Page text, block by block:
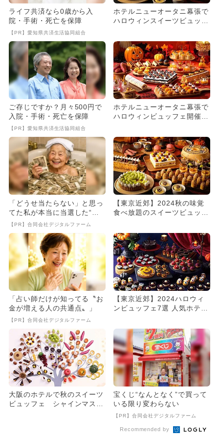
ライフ共済なら0歳から入
院・手術・死亡を保障
【PR】愛知県共済生活協同組合
ホテルニューオータニ幕張で
ハロウィンスイーツビュッフ
ご存じですか？月々500円で
入院・手術・死亡を保障
【PR】愛知県共済生活協同組合
ホテルニューオータニ幕張で
ハロウィンビュッフェ開催
「どうせ当たらない」と思っ
てた私が本当に当選した“買
い方”がこれ
【PR】合同会社デジタルファーム
【東京近郊】2024秋の味覚
食べ放題のスイーツビュッフ
「占い師だけが知ってる〝お
金が増える人の共通点〟」
【PR】合同会社デジタルファーム
【東京近郊】2024ハロウィ
ンビュッフェ7選 人気ホテル
大阪のホテルで秋のスイーツ
ビュッフェ シャインマスカ
宝くじ“なんとなく”で買って
いる限り変わらない
【PR】合同会社デジタルファーム
Recommended by